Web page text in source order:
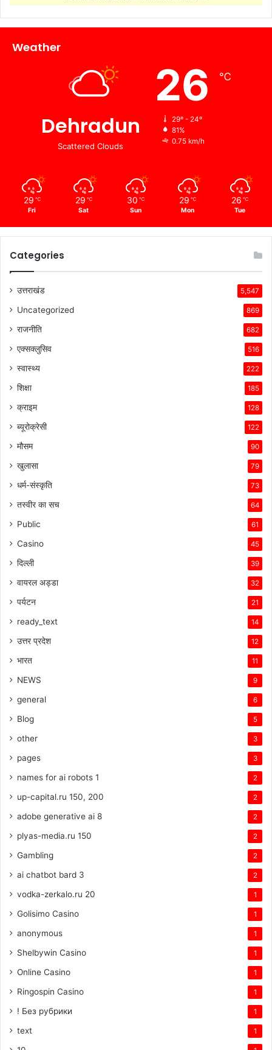
Weather
Dehradun
Scattered Clouds
26 ℃
29º - 24º
81%
0.75 km/h
29 ℃
Fri
29 ℃
Sat
30 ℃
Sun
29 ℃
Mon
26 ℃
Tue
Categories
उत्तराखंड 5,547
Uncategorized 869
राजनीति 682
एक्सक्लुसिव 516
स्वास्थ्य 222
शिक्षा 185
क्राइम 128
ब्यूरोक्रेसी 122
मौसम 90
खुलासा 79
धर्म-संस्कृति 73
तस्वीर का सच 64
Public 61
Casino 45
दिल्ली 39
वायरल अड्डा 32
पर्यटन 21
ready_text 14
उत्तर प्रदेश 12
भारत 11
NEWS 9
general 6
Blog 5
other 3
pages 3
names for ai robots 1 2
up-capital.ru 150, 200 2
adobe generative ai 8 2
plyas-media.ru 150 2
Gambling 2
ai chatbot bard 3 2
vodka-zerkalo.ru 20 1
Golisimo Casino 1
anonymous 1
Shelbywin Casino 1
Online Casino 1
Ringospin Casino 1
! Без рубрики 1
text 1